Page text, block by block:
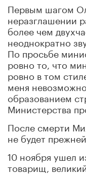
Первым шагом
неразглашении
более чем
неоднократно
По просьбе
ровно то, что
ровно в том
меня
образованием
Министерства
После смерти
не будет прежней.
10 ноября ушел
товарищ,